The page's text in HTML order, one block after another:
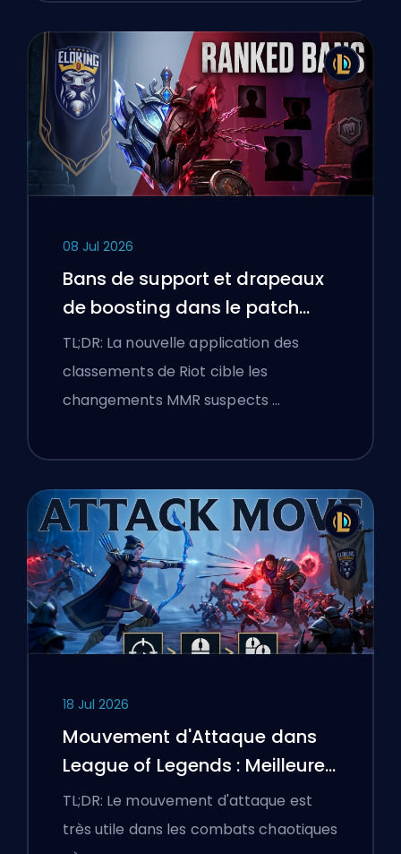
08 Jul 2026
Bans de support et drapeaux
de boosting dans le patch
25.18 de League of Legends
TL;DR: La nouvelle application des
classements de Riot cible les
changements MMR suspects …
18 Jul 2026
Mouvement d'Attaque dans
League of Legends : Meilleures
Configurations
TL;DR: Le mouvement d'attaque est
très utile dans les combats chaotiques